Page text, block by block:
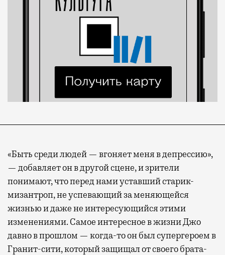
«Быть среди людей — вгоняет меня в депрессию»,
— добавляет он в другой сцене, и зрители
понимают, что перед нами уставший старик-
мизантроп, не успевающий за меняющейся
жизнью и даже не интересующийся этими
изменениями. Самое интересное в жизни Джо
давно в прошлом — когда-то он был супергероем в
Гранит-сити, который защищал от своего брата-